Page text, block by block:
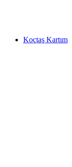
Koçtaş Kartım